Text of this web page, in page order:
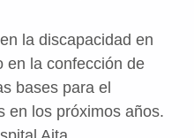
la discapacidad en
en la confección de
bases para el
en los próximos años.